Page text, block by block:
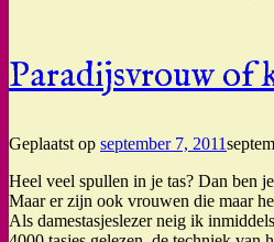
Paradijsvrouw of
Geplaatst op september 7, 2011
Heel veel spullen in je tas? Dan ben
Maar er zijn ook vrouwen die maar
Als damestasjeslezer neig ik